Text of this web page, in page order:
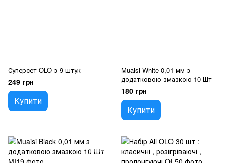
Суперсет OLO з 9 штук
249 грн
Купити
Muaisi White 0,01 мм з
додатковою змазкою 10 Шт
180 грн
Купити